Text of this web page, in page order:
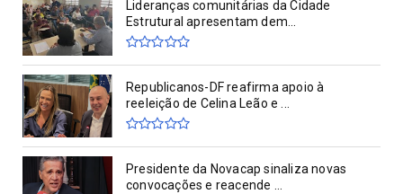
Lideranças comunitárias da Cidade
Estrutural apresentam dem...
Republicanos-DF reafirma apoio à
reeleição de Celina Leão e ...
Presidente da Novacap sinaliza novas
convocações e reacende ...